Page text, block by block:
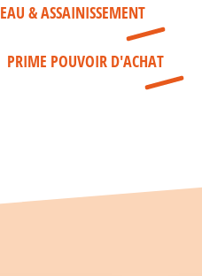
EAU & ASSAINISSEMENT
PRIME POUVOIR D'ACHAT